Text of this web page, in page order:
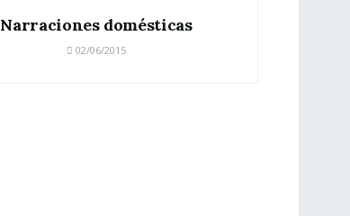
Narraciones domésticas
02/06/2015